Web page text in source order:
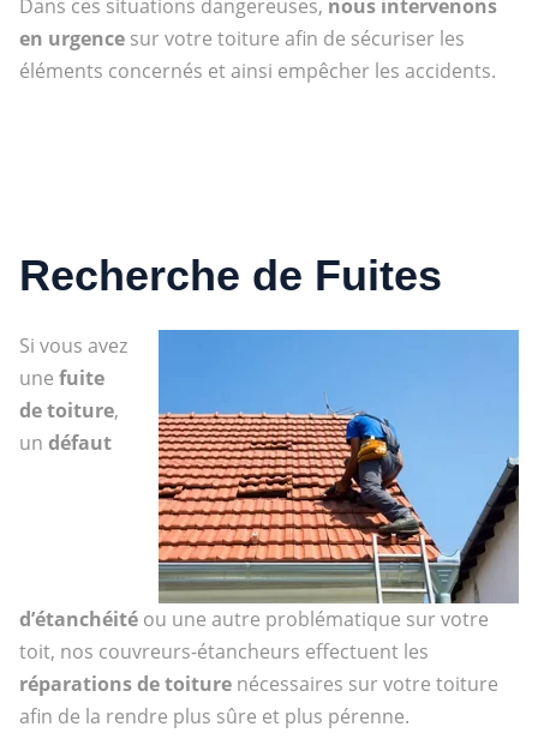
Dans ces situations dangereuses, nous intervenons
en urgencesur votre toiture afin de sécuriser les
éléments concernés et ainsi empêcher les accidents.
Recherche de Fuites
Si vous avez
une fuite
de toiture,
un défaut
d’étanchéitéou une autre problématique sur votre
toit, nos couvreurs-étancheurs effectuent les
réparations de toiturenécessaires sur votre toiture
afin de la rendre plus sûre et plus pérenne.